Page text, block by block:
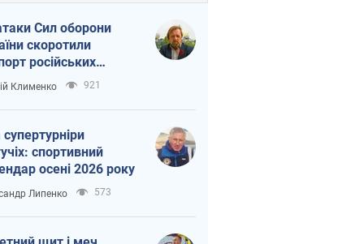
Сил оборони
скоротили
російських
Клименко 921
спортивний
осені 2026 року
Липенко 573